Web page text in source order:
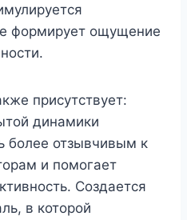
формирует ощущение
присутствует:
динамики
более отзывчивым к
и помогает
Создается
в которой